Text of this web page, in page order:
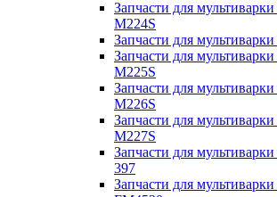
Запчасти для
M224S
Запчасти для
Запчасти для
M225S
Запчасти для
M226S
Запчасти для
M227S
Запчасти для
397
Запчасти для